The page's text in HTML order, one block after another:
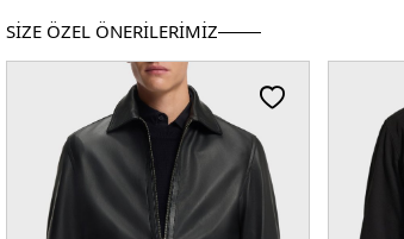
SİZE ÖZEL ÖNERİLERİMİZ